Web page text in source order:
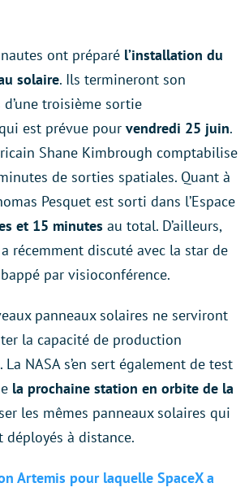
ont préparé l’installation du
solaire. Ils termineront son
troisième sortie
est prévue pour vendredi 25 juin.
Shane Kimbrough comptabilise
de sorties spatiales. Quant à
Pesquet est sorti dans l’Espace
et 15 minutes au total. D’ailleurs,
récemment discuté avec la star de
par visioconférence.
panneaux solaires ne serviront
la capacité de production
La NASA s’en sert également de test
la prochaine station en orbite de la
les mêmes panneaux solaires qui
déployés à distance.
Artemis pour laquelle SpaceX a